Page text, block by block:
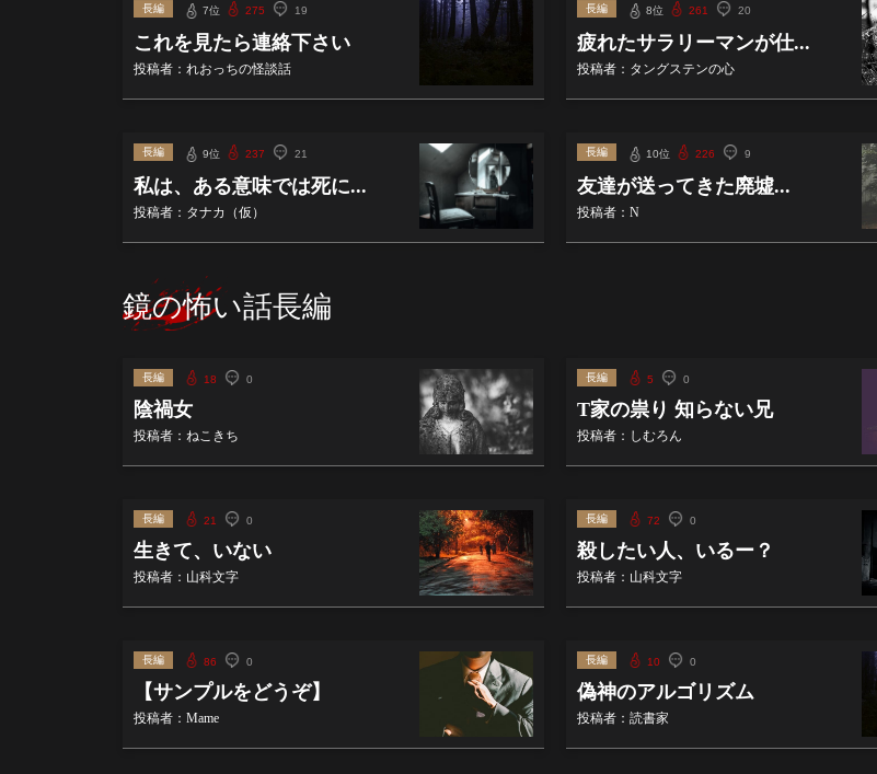
長編 7位 275 19
これを見たら連絡下さい
投稿者：れおっちの怪談話
長編 8位 261 20
疲れたサラリーマンが仕...
投稿者：タングステンの心
長編 9位 237 21
私は、ある意味では死に...
投稿者：タナカ（仮）
長編 10位 226 9
友達が送ってきた廃墟...
投稿者：N
鏡の怖い話長編
長編 18 0
陰禍女
投稿者：ねこきち
長編 5 0
T家の祟り 知らない兄
投稿者：しむろん
長編 21 0
生きて、いない
投稿者：山科文字
長編 72 0
殺したい人、いるー？
投稿者：山科文字
長編 86 0
【サンプルをどうぞ】
投稿者：Mame
長編 10 0
偽神のアルゴリズム
投稿者：読書家